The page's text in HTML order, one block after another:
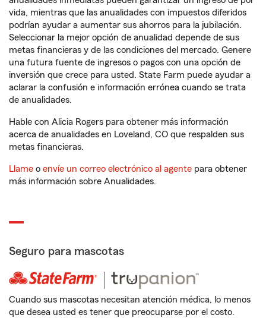
vida, mientras que las anualidades con impuestos diferidos
podrían ayudar a aumentar sus ahorros para la jubilación.
Seleccionar la mejor opción de anualidad depende de sus
metas financieras y de las condiciones del mercado. Genere
una futura fuente de ingresos o pagos con una opción de
inversión que crece para usted. State Farm puede ayudar a
aclarar la confusión e información errónea cuando se trata
de anualidades.
Hable con Alicia Rogers para obtener más información
acerca de anualidades en Loveland, CO que respalden sus
metas financieras.
Llame o envíe un correo electrónico al agente para obtener
más información sobre Anualidades.
Seguro para mascotas
Cuando sus mascotas necesitan atención médica, lo menos
que desea usted es tener que preocuparse por el costo.